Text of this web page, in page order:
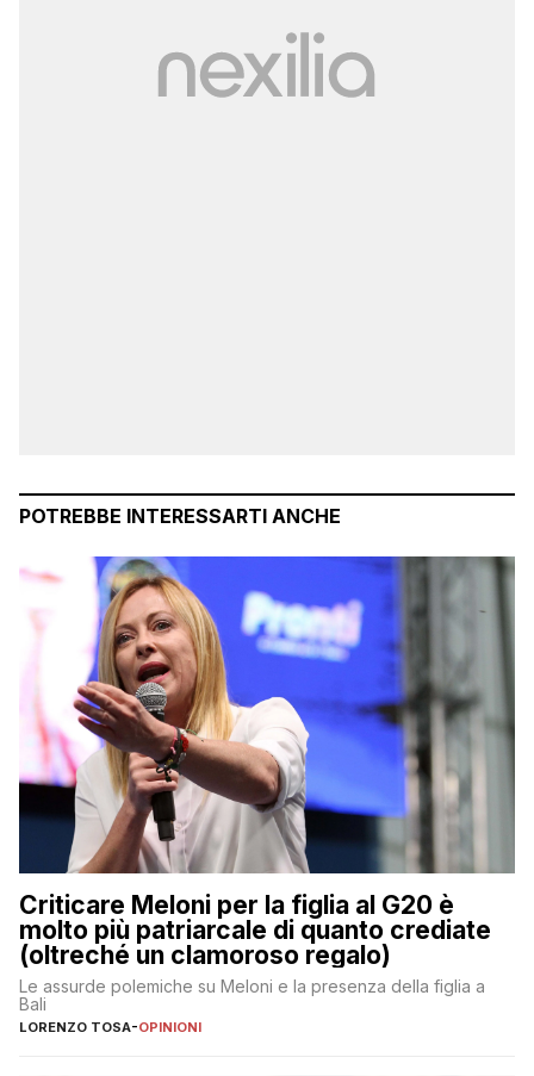
POTREBBE INTERESSARTI ANCHE
Criticare Meloni per la figlia al G20 è
molto più patriarcale di quanto crediate
(oltreché un clamoroso regalo)
Le assurde polemiche su Meloni e la presenza della figlia a
Bali
LORENZO TOSA-OPINIONI